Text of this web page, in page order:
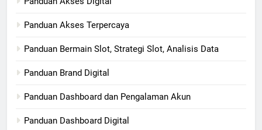
Panduan Akses Terpercaya
Panduan Bermain Slot, Strategi Slot, Analisis Data
Panduan Brand Digital
Panduan Dashboard dan Pengalaman Akun
Panduan Dashboard Digital